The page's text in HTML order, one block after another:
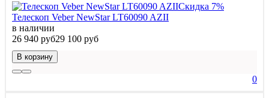
Скидка 7%
Телескоп Veber NewStar LT60090 AZII
в наличии
26 940 руб29 100 руб
В корзину
0